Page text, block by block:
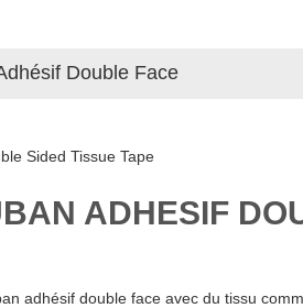
Double Face
ADHÉSIF
adhésif double face avec du tissu